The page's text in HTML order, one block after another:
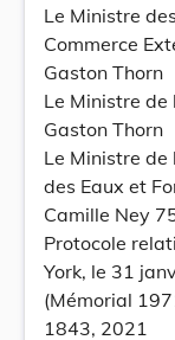
Le Ministre
Commerce
Gaston Thorn
Le Ministre de
Gaston Thorn
Le Ministre de
des Eaux et
Camille Ney
Protocole
York, le 31
(Mémorial
1843, 2021